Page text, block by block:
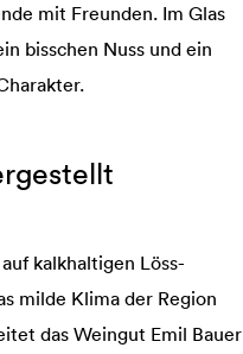
mit Freunden. Im Glas
bisschen Nuss und ein
kalkhaltigen Löss-
milde Klima der Region
das Weingut Emil Bauer